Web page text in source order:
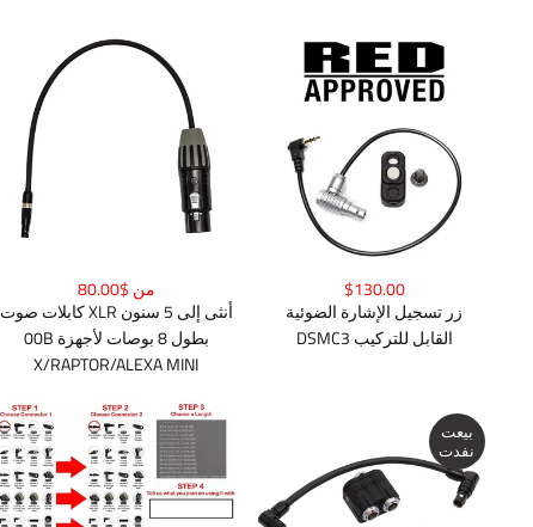
من $80.00
كابلات صوت XLR أنثى إلى 5 سنون
00B بطول 8 بوصات لأجهزة
X/RAPTOR/ALEXA MINI
$130.00
زر تسجيل الإشارة الضوئية
DSMC3 القابل للتركيب
بيعت
نفدت